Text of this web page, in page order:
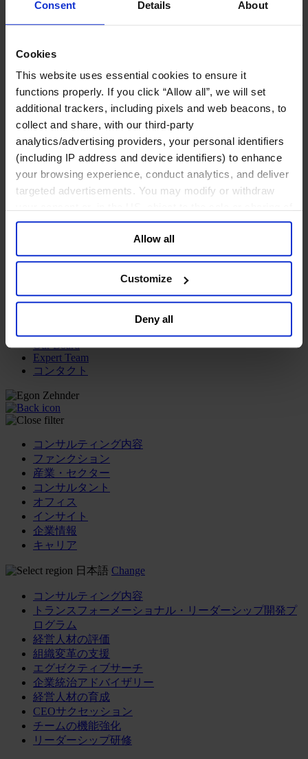
Consent Details About
Cookies
This website uses essential cookies to ensure it
functions properly. If you click “Allow all”, we will set
additional trackers, including pixels and web beacons, to
collect and share, with our third-party
analytics/advertising providers, your personal identifiers
(including IP address and device identifiers) to enhance
your browsing experience, conduct analytics, and deliver
targeted advertisements. You may modify or withdraw
your data for targeted advertising, by clicking “Do Not
Sell or Share My Personal Information” in the footer of
the website. You must opt-out of each device and each
browser. For additional information and retention terms
general collection and use of personal information see
Allow all
Customize
Deny all
鉱業・金属
金融サービス
アセットマネジメント
ウェルスマネジメント
デジタル資産、暗号資産、Web3
プライベート・エクイティ
リスクマネジメント
保険
投資銀行及びマーケット
政府系投資ファンド
金融テクノロジー（フィンテック）
サービス
ホスピタリティ、旅行・レジャー
運輸及びロジスティクス
Our Board
Expert Team
コンタクト
コンサルティング内容
ファンクション
産業・セクター
コンサルタント
オフィス
インサイト
企業情報
キャリア
日本語 Change
コンサルティング内容
トランスフォーメーショナル・リーダーシップ開発プ
ログラム
経営人材の評価
組織変革の支援
エグゼクティブサーチ
企業統治アドバイザリー
経営人材の育成
CEOサクセッション
チームの機能強化
リーダーシップ研修